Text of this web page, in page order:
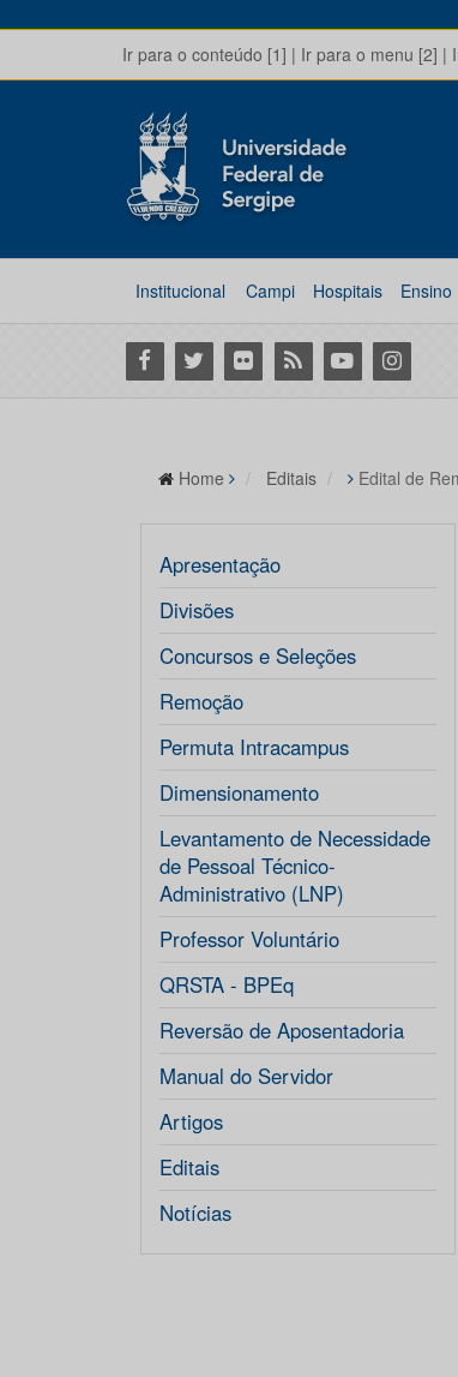
Ir para o conteúdo [1] | Ir para o menu [2] |
Institucional Campi Hospitais Ensino
Facebook
Twitter Flickr RSS YoutubeInstagram
Home Editais Edital de
Apresentação
Divisões
Concursos e Seleções
Remoção
Permuta Intracampus
Dimensionamento
Levantamento de Necessidade
de Pessoal Técnico-
Administrativo (LNP)
Professor Voluntário
QRSTA - BPEq
Reversão de Aposentadoria
Manual do Servidor
Artigos
Editais
Notícias